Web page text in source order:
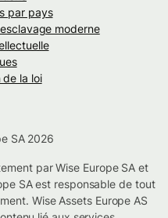
par pays
moderne
la loi
SA 2026
par Wise Europe SA et
SA est responsable de tout
Wise Assets Europe AS